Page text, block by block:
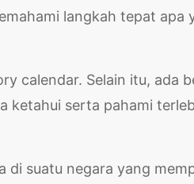
langkah tepat apa
calendar. Selain itu, ada
ketahui serta pahami
di suatu negara yang